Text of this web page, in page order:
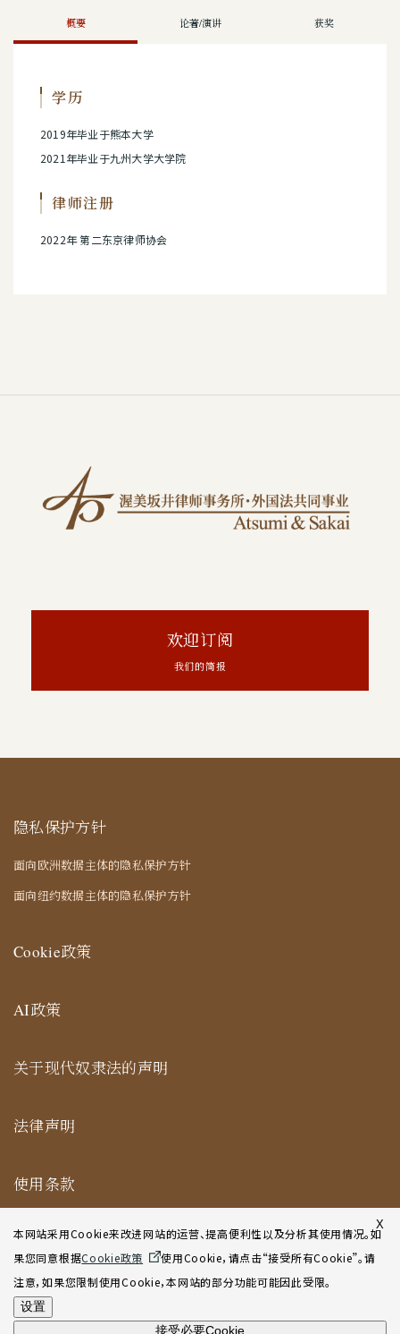
概要 论著/演讲 获奖
学历
2019年毕业于熊本大学
2021年毕业于九州大学大学院
律师注册
2022年 第二东京律师协会
欢迎订阅
我们的简报
隐私保护方针
面向欧洲数据主体的隐私保护方针
面向纽约数据主体的隐私保护方针
Cookie政策
AI政策
关于现代奴隶法的声明
法律声明
使用条款
网站地图
X
本网站采用Cookie来改进网站的运营、提高便利性以及分析其使用情况。如
果您同意根据Cookie政策
使用Cookie，请点击“接受所有Cookie”。请
注意，如果您限制使用Cookie，本网站的部分功能可能因此受限。
设置
接受必要Cookie